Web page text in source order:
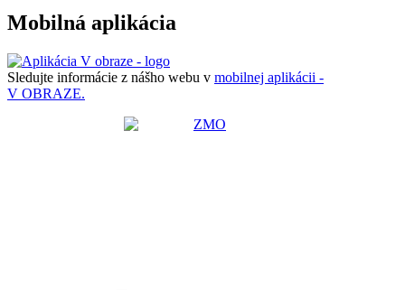
Mobilná aplikácia
Sledujte informácie z nášho webu v mobilnej aplikácii -
V OBRAZE.